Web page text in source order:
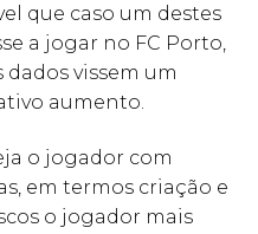
que caso um destes
a jogar no FC Porto,
dados vissem um
aumento.
o jogador com
em termos criação e
o jogador mais